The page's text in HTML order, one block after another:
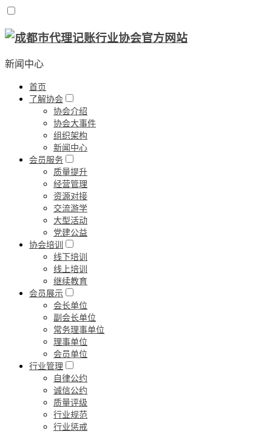
新闻中心
首页
了解协会
协会介绍
协会大事件
组织架构
新闻中心
会员服务
质量提升
经营管理
资源对接
交流游学
大型活动
党建公益
协会培训
线下培训
线上培训
继续教育
会员展示
会长单位
副会长单位
常务理事单位
理事单位
会员单位
行业管理
自律公约
诚信公约
质量评级
行业规范
行业惩戒